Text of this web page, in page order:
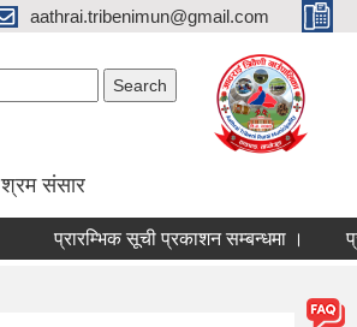
aathrai.tribenimun@gmail.com
श्रम संसार
प्रारम्भिक सूची प्रकाशन सम्बन्धमा ।